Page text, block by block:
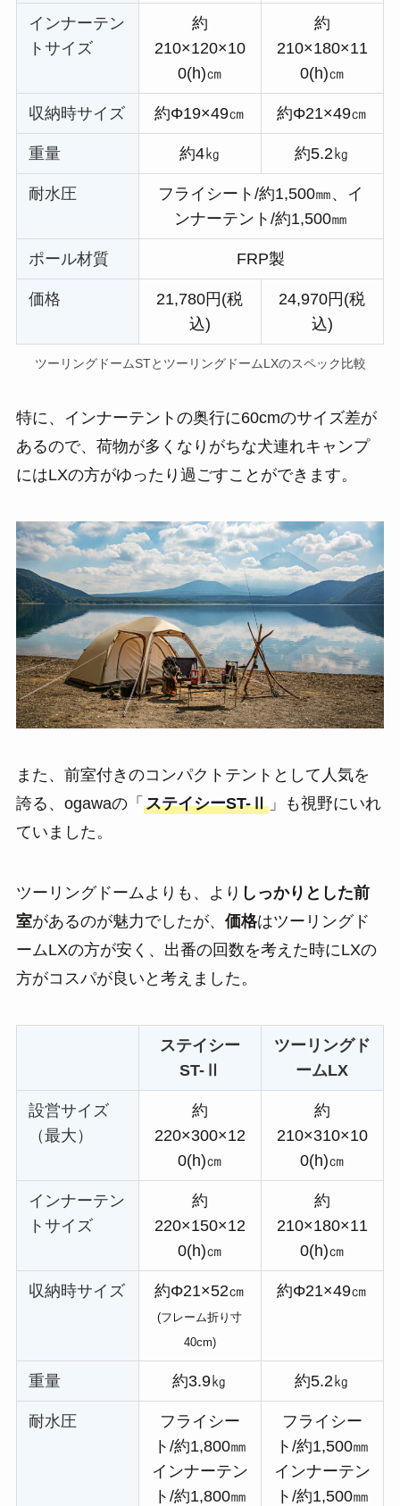
インナーテン
トサイズ
約
210×120×10
0(h)㎝
約
210×180×11
0(h)㎝
収納時サイズ 約Φ19×49㎝ 約Φ21×49㎝
重量 約4㎏ 約5.2㎏
耐水圧
フライシート/約1,500㎜、イ
ンナーテント/約1,500㎜
ポール材質 FRP製
価格
21,780円(税
込)
24,970円(税
込)
ツーリングドームSTとツーリングドームLXのスペック比較
特に、インナーテントの奥行に60cmのサイズ差が
あるので、荷物が多くなりがちな犬連れキャンプ
にはLXの方がゆったり過ごすことができます。
また、前室付きのコンパクトテントとして人気を
誇る、ogawaの「 ステイシーST-Ⅱ」も視野にいれ
ていました。
ツーリングドームよりも、より しっかりとした前
室があるのが魅力でしたが、 価格はツーリングド
ームLXの方が安く、出番の回数を考えた時にLXの
方がコスパが良いと考えました。
ステイシー
ST-Ⅱ
ツーリングド
ームLX
設営サイズ
（最大）
約
220×300×12
0(h)㎝
約
210×310×10
0(h)㎝
インナーテン
トサイズ
約
220×150×12
0(h)㎝
約
210×180×11
0(h)㎝
収納時サイズ 約Φ21×52㎝
(フレーム折り寸
40cm)
約Φ21×49㎝
重量 約3.9㎏ 約5.2㎏
耐水圧
フライシー
ト/約1,800㎜
インナーテン
ト/約1,800㎜
フライシー
ト/約1,500㎜
インナーテン
ト/約1,500㎜